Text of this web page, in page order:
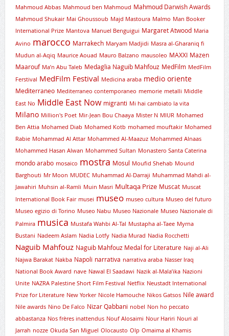
Mahmoud Abbas Mahmoud ben Mahmoud Mahmoud Darwish Awards
Mahmoud Shukair Mai Ghoussoub Majd Mastoura Malmo Man Booker
International Prize Mantova Manuel Benguigui Margaret Atwood Maria
Avino marocco Marrakech Maryam Madjidi Masra al-Gharaniq fi
Mudun al-Aqiq Maurice Aouad Mauro Balzano mausoleo MAXXI Mazen
Maarouf Ma’n Abu Taleb Medaglia Naguib Mahfouz MedFilm MedFilm
Ferstival MedFilm Festival Medicina araba medio oriente
Mediterraneo Mediterraneo contemporaneo memorie metalli Middle
East No Middle East Now migranti Mi hai cambiato la vita
Milano Million's Poet Mir-Jean Bou Chaaya Mister N MIUR Mohamed
Ben Attia Mohamed Diab Mohamed Kotb mohamed mouftakir Mohamed
Rabie Mohammad Al Attar Mohammed Al-Maazuz Mohammed Alnaas
Mohammed Hasan Alwan Mohammed Sultan Monastero Santa Caterina
mondo arabo mosaico mostra Mosul Moufid Shehab Mourid
Barghouti Mr Moon MUDEC Muhammad Al-Darraji Muhammad Mahdi al-
Jawahiri Muhsin al-Ramli Muin Masri Multaqa Prize Muscat Muscat
International Book Fair musei museo museo cultura Museo del futuro
Museo egizio di Torino Museo Nabu Museo Nazionale Museo Nazionale di
Palmira musica Mustafa Wahbi Al-Tal Mustapha al-Taee Myrna
Bustani Nadeem Aslam Nadia Lotfy Nadia Murad Nadia Rocchetti
Naguib Mahfouz Naguib Mahfouz Medal for Literature Naji al-Ali
Najwa Barakat Nakba Napoli narrativa narrativa araba Nasser Iraq
National Book Award nave Nawal El Saadawi Nazik al-Mala’ika Nazioni
Unite NAZRA Palestine Short Film Festival Netflix Neustadt International
Prize for Literature New Yorker Nicole Hamouche Nikos Gatsos Nile award
Nile awards Nino De Falco Nizar Qabbani nobel Non ho peccato
abbastanza Nos frères inattendus Nouf Alosaimi Nour Hariri Nouri al
Jarrah nozze Okuda San Miguel Olocausto Olp Omaima al Khamis